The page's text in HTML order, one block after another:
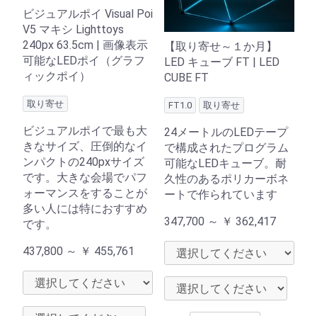
ビジュアルポイ Visual Poi
V5 マキシ Lighttoys
240px 63.5cm | 画像表示
可能なLEDポイ（グラフ
ィックポイ）
取り寄せ
ビジュアルポイで最も大
きなサイズ、圧倒的なイ
ンパクトの240pxサイズ
です。大きな会場でパフ
ォーマンスをすることが
多い人には特におすすめ
です。
437,800 ～ ￥ 455,761
【取り寄せ～１か月】
LED キューブ FT | LED
CUBE FT
FT1.0 取り寄せ
24メートルのLEDテープ
で構成されたプログラム
可能なLEDキューブ。耐
久性のあるポリカーボネ
ートで作られています
347,700 ～ ￥ 362,417